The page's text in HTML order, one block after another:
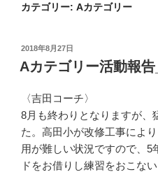
カテゴリー: Aカテゴリー
投
稿
日:
2018年8月27日
Aカテゴリー活動報
〈吉田コーチ〉
8月も終わりとなりますが、
た。高田小が改修工事によ
用が難しい状況ですので、5
ドをお借りし練習をおこな